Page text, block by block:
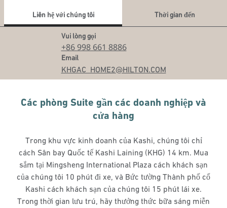
Liên hệ với chúng tôi
Thời gian đến
Vui lòng gọi
Gọi
+86 998 661 8886
Email
Email
KHGAC_HOME2@HILTON.COM
Các phòng Suite gần các doanh nghiệp và
cửa hàng
Trong khu vực kinh doanh của Kashi, chúng tôi chỉ
cách Sân bay Quốc tế Kashi Laining (KHG) 14 km. Mua
sắm tại Mingsheng International Plaza cách khách sạn
của chúng tôi 10 phút đi xe, và Bức tường Thành phố cổ
Kashi cách khách sạn của chúng tôi 15 phút lái xe.
Trong thời gian lưu trú, hãy thưởng thức bữa sáng miễn